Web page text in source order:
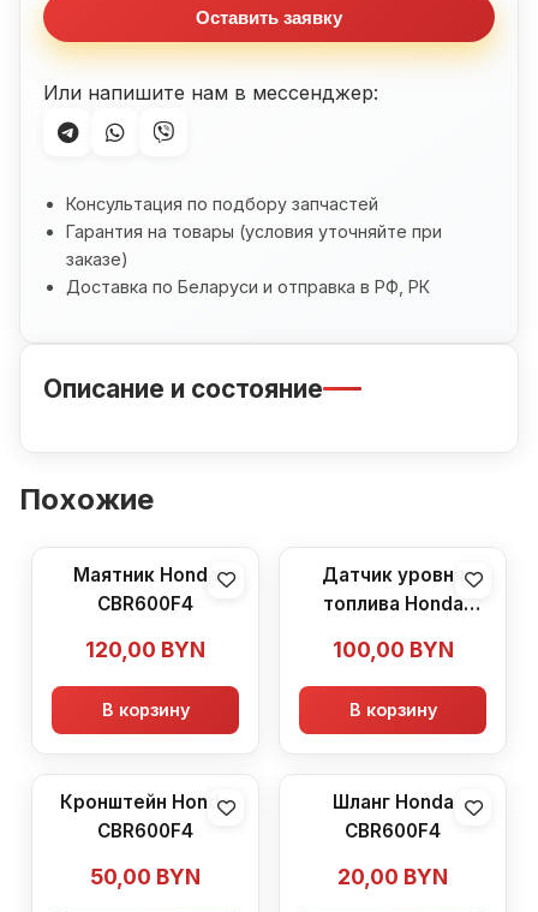
Оставить заявку
Или напишите нам в мессенджер:
Консультация по подбору запчастей
Гарантия на товары (условия уточняйте при
заказе)
Доставка по Беларуси и отправка в РФ, РК
Описание и состояние
Похожие
Маятник Honda
CBR600F4
120,00 BYN
В корзину
Датчик уровня
топлива Honda
100,00 BYN
В корзину
Кронштейн Honda
CBR600F4
50,00 BYN
Шланг Honda
CBR600F4
20,00 BYN